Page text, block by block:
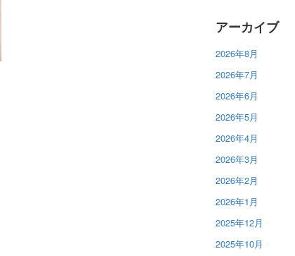
アーカイブ
2026年8月
2026年7月
2026年6月
2026年5月
2026年4月
2026年3月
2026年2月
2026年1月
2025年12月
2025年10月